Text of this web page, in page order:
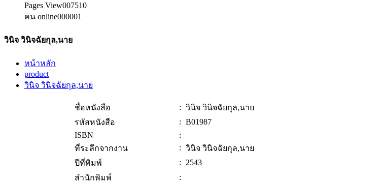
Pages View007510
คน online000001
วินิจ วินิจฉัยกุล,นาย
หน้าหลัก
product
วินิจ วินิจฉัยกุล,นาย
ชื่อหนังสือ : วินิจ วินิจฉัยกุล,นาย
รหัสหนังสือ
: B01987
ISBN
:
ที่ระลึกจากงาน
: วินิจ วินิจฉัยกุล,นาย
ปีที่พิมพ์
: 2543
สำนักพิมพ์
: